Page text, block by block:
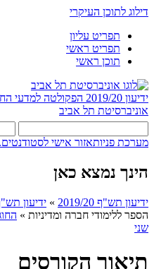
דילוג לתוכן העיקרי
תפריט עליון
תפריט ראשי
תוכן ראשי
ידיעון 2019/20
הפקולטה למדעי
אוניברסיטת תל אביב
מערכת פניותאזור אישי
הינך נמצא כאן
ידיעון תש"ף 2019/20 » ידיעון תש"ף
הספר ללימודי חברה ומדיניות »
שני
תיאור הקורסים